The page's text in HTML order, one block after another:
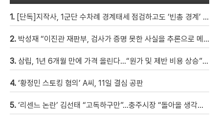
1. [단독]지작사, 1군단 수차례 경계태세 점검하고도 ‘빈총 경계’ 몰랐다
2. 박성재 “이진관 재판부, 검사가 증명 못한 사실을 추론으로 메꿔” [현장영상]
3. 삼립, 1년 6개월 만에 가격 올린다…“원가 및 제반 비용 상승” [자막뉴스]
4. ‘황정민 스토킹 혐의’ A씨, 11일 결심 공판
5. ‘리센느 논란’ 김선태 “고독하구만”…충주시장 “돌아올 생각은?”